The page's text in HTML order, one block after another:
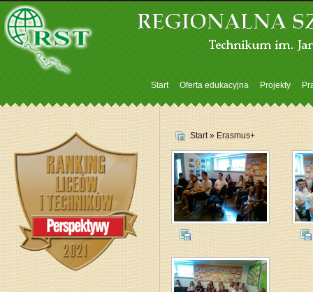
Start Oferta edukacyjna Projekty
Start» Erasmus+